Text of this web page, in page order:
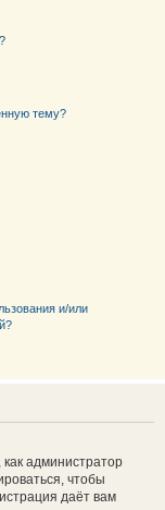
тему?
и/или
как администратор
чтобы
даёт вам